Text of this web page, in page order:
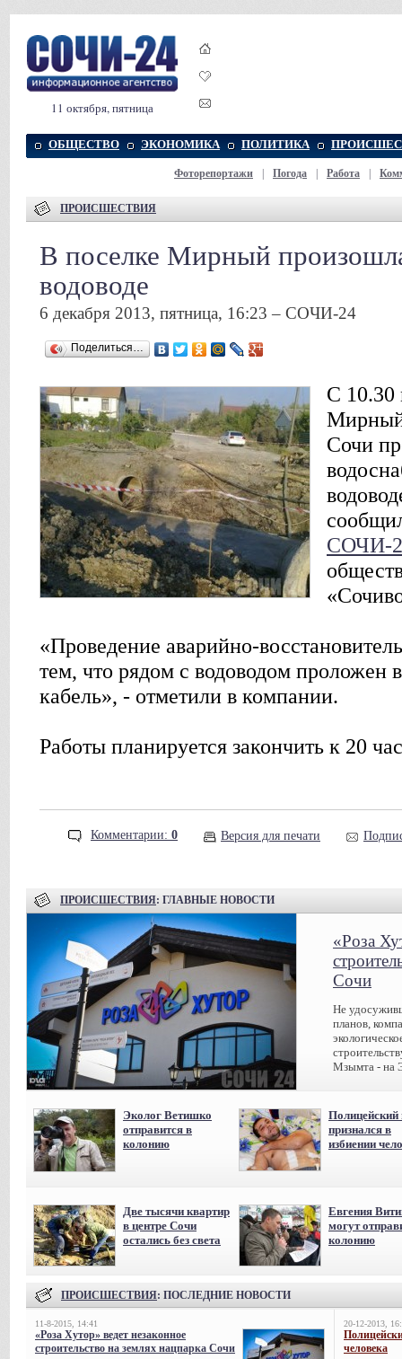
11 октября, пятница
ОБЩЕСТВО ЭКОНОМИКА ПОЛИТИКА
Фоторепортажи Погода Работа
ПРОИСШЕСТВИЯ
В поселке Мирный
водоводе
6 декабря 2013, пятница, 16:23 – СОЧИ-24
Поделиться…
С 10.30
Мирный
Сочи
СОЧИ-
«Проведение аварийно-
тем, что рядом с водоводом проложен
кабель», - отметили в компании.
Работы планируется закончить к 20
Комментарии: 0 Версия для печати
ПРОИСШЕСТВИЯ: ГЛАВНЫЕ НОВОСТИ
«Роза
Сочи
Не
планов,
Мзымта - на
Эколог Ветишко
отправится в
колонию
Полицейский
признался в
избиении
Две тысячи квартир
в центре Сочи
остались без света
Евгения
могут
колонию
ПРОИСШЕСТВИЯ: ПОСЛЕДНИЕ НОВОСТИ
11-8-2015, 14:41
«Роза Хутор» ведет незаконное
строительство на землях нацпарка Сочи
20-12-2013,
человека